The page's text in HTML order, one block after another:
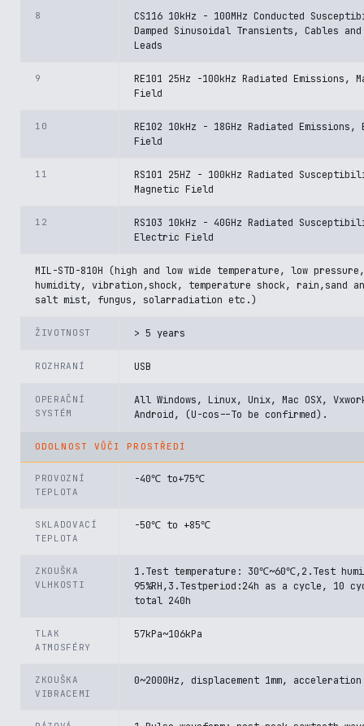
8
CS116 10kHz - 100MHz Conducted
Damped Sinusoidal Transients, Cables and
Leads
9
RE101 25Hz -100kHz Radiated Emissions,
Field
10
RE102 10kHz - 18GHz Radiated
Field
11
RS101 25HZ - 100kHz Radiated
Magnetic Field
12
RS103 10kHz - 40GHz Radiated
Electric Field
MIL-STD-810H (high and low wide temperature, low pressure,
humidity, vibration,shock, temperature shock, rain,sand
salt mist, fungus, solarradiation etc.)
ŽIVOTNOST > 5 years
ROZHRANÍ USB
OPERAČNÍ
SYSTÉM
All Windows, Linux, Unix, Mac OSX,
Android, (U-cos--To be confirmed).
ODOLNOST VŮČI PROSTŘEDÍ
PROVOZNÍ
TEPLOTA
-40℃ to+75℃
SKLADOVACÍ
TEPLOTA
-50℃ to +85℃
ZKOUŠKA
VLHKOSTI
1.Test temperature: 30℃~60℃,2.Test
95%RH,3.Testperiod:24h as a cycle, 10
total 240h
TLAK
ATMOSFÉRY
57kPa~106kPa
ZKOUŠKA
VIBRACEMI
0~2000Hz, displacement 1mm, acceleration